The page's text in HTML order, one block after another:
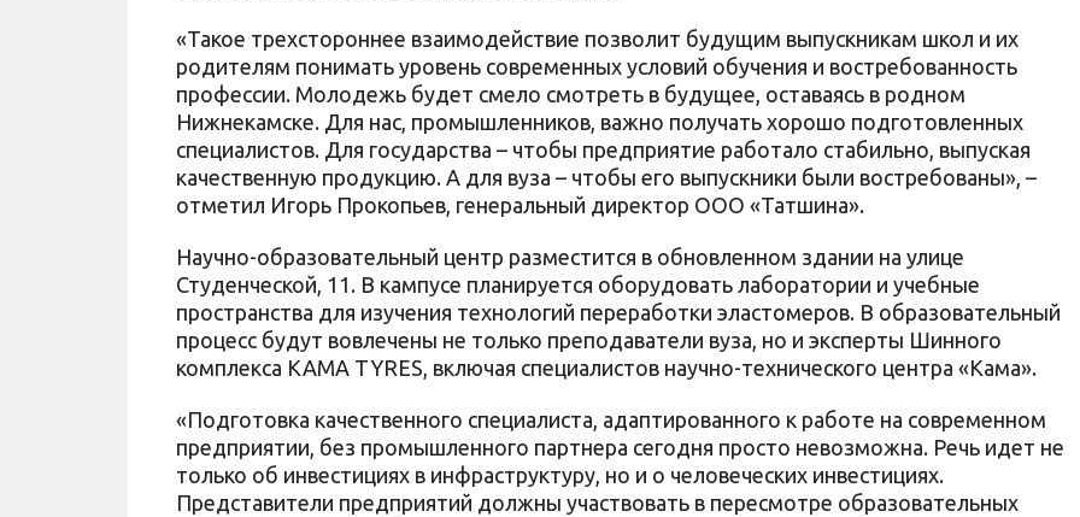
«Такое трехстороннее взаимодействие позволит будущим выпускникам школ и их
родителям понимать уровень современных условий обучения и востребованность
профессии. Молодежь будет смело смотреть в будущее, оставаясь в родном
Нижнекамске. Для нас, промышленников, важно получать хорошо подготовленных
специалистов. Для государства – чтобы предприятие работало стабильно, выпуская
качественную продукцию. А для вуза – чтобы его выпускники были востребованы», –
отметил Игорь Прокопьев, генеральный директор ООО «Татшина».
Научно-образовательный центр разместится в обновленном здании на улице
Студенческой, 11. В кампусе планируется оборудовать лаборатории и учебные
пространства для изучения технологий переработки эластомеров. В образовательный
процесс будут вовлечены не только преподаватели вуза, но и эксперты Шинного
комплекса KAMA TYRES, включая специалистов научно-технического центра «Кама».
«Подготовка качественного специалиста, адаптированного к работе на современном
предприятии, без промышленного партнера сегодня просто невозможна. Речь идет не
только об инвестициях в инфраструктуру, но и о человеческих инвестициях.
Представители предприятий должны участвовать в пересмотре образовательных